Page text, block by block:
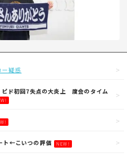
疑惑
ド初回7失点の大炎上 度会のタイム
ト←こいつの評価 NEW!